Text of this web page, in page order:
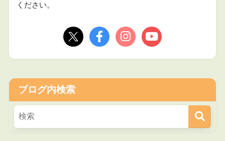
ください。
ブログ内検索